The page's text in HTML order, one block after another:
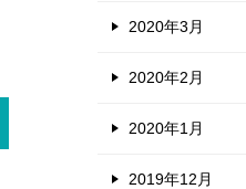
2020年3月
2020年2月
2020年1月
2019年12月